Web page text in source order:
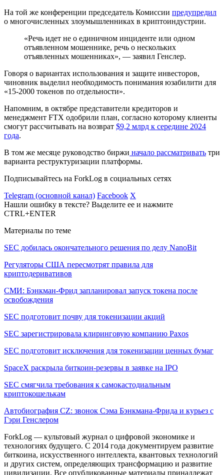
На той же конференции председатель Комиссии предупредил
о многочисленных злоумышленниках в криптоиндустрии.
«Речь идет не о единичном инциденте или одном
отъявленном мошеннике, речь о нескольких
отъявленных мошенниках», — заявил Генслер.
Говоря о вариантах использования и защите инвесторов,
чиновник выделил необходимость понимания юзабилити для
«15-2000 токенов по отдельности».
Напомним, в октябре представители кредиторов и
менеджмент FTX одобрили план, согласно которому клиенты
смогут рассчитывать на возврат $9,2 млрд к середине 2024
года.
В том же месяце руководство биржи начало рассматривать три
варианта реструктуризации платформы.
Подписывайтесь на ForkLog в социальных сетях
Telegram (основной канал) Facebook X
Нашли ошибку в тексте? Выделите ее и нажмите
CTRL+ENTER
Материалы по теме
SEC добилась окончательного решения по делу NanoBit
Регуляторы США пересмотрят правила для
криптодеривативов
СМИ: Бэнкман-Фрид запланировал запуск токена после
освобождения
SEC подготовит почву для токенизации акций
SEC зарегистрировала клиринговую компанию Paxos
SEC подготовит исключения для токенизации ценных бумаг
SpaceX раскрыла биткоин-резервы в заявке на IPO
SEC смягчила требования к самокастодиальным
криптокошелькам
Автобиография CZ: звонок Сэма Бэнкмана-Фрида и курьез с
Гэри Генслером
ForkLog — культовый журнал о цифровой экономике и
технологиях будущего. С 2014 года документируем развитие
биткоина, искусственного интеллекта, квантовых технологий
и других систем, определяющих трансформацию и развитие
цивилизации. Все опубликованные материалы принадлежат